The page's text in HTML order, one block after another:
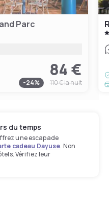
Parc
84 €
-24% 110 €la nuit
du temps
une escapade
cadeau Dayuse. Non
Vérifiez leur